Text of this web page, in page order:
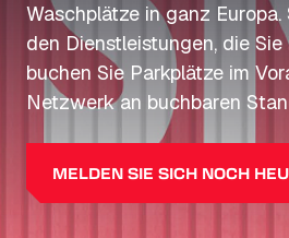
Waschplätze in ganz Europa.
den Dienstleistungen, die
buchen Sie Parkplätze im
Netzwerk an buchbaren
MELDEN SIE SICH NOCH